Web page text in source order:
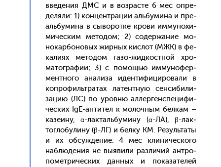
вве­дения ДМС и в воз­расте 6 мес оп­ре­
деля­ли: 1) кон­цен­тра­ции аль­бу­мина и пре­
аль­бу­мина в сы­ворот­ке кро­ви им­му­нохи­
мичес­ким ме­тодом; 2) со­дер­жа­ние мо­
нокар­бо­новых жир­ных кис­лот (МЖК) в фе­
кали­ях ме­тодом га­зо-жид­кос­тной хро­
матог­ра­фии; 3) с по­мощью им­му­нофер­
мен­тно­го ана­лиза иден­ти­фици­рова­ли в
коп­ро­филь­тра­тах ла­тен­тную сен­си­били­
зацию (ЛС) по уров­ню ал­лерген­спе­цифи­
чес­ких IgE-ан­ти­тел к мо­лоч­ным бел­кам –
ка­зе­ину, α-лак­таль­бу­мину (α-ЛА), β-лак­
тогло­були­ну (β-ЛГ) и бел­ку КМ. Ре­зуль­та­ты
и их об­сужде­ние: 4 мес кли­ничес­ко­го
наб­лю­дения не вы­яви­ли раз­ли­чий ан­тро­
помет­ри­чес­ких дан­ных и по­каза­телей